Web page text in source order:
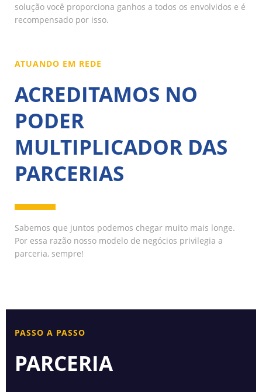
solução você proporciona ganhos a todos os envolvidos e é
recompensado por isso.
ATUANDO EM REDE
ACREDITAMOS NO
PODER
MULTIPLICADOR DAS
PARCERIAS
Sabemos que juntos podemos chegar muito mais longe.
Por essa razão nosso modelo de negócios privilegia a
parceria, sempre!
PASSO A PASSO
PARCERIA